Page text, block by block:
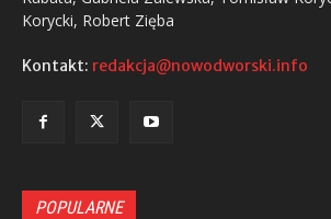
Korycki, Robert Zięba
Kontakt: redakcja@nowodworski.info
POPULARNE